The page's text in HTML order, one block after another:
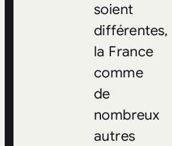
soient
différentes,
la France
comme
de
nombreux
autres